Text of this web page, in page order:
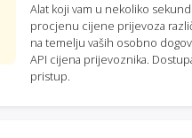
Alat koji vam u nekoliko
procjenu cijene prijevoza
na temelju vaših osobno
API cijena prijevoznika.
pristup.